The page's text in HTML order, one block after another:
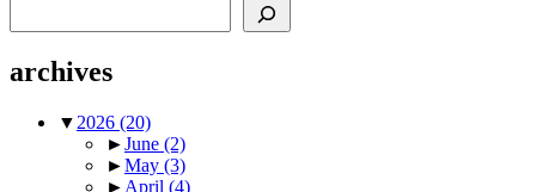
archives
▼ 2026 (20)
►June (2)
►May (3)
► April (4)